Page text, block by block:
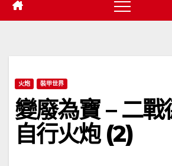
火炮 裝甲世界
變廢為寶 – 二戰
自行火炮 (2)